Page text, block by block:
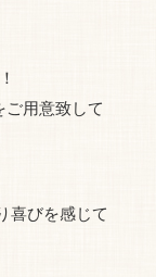
ご用意致して
喜びを感じて